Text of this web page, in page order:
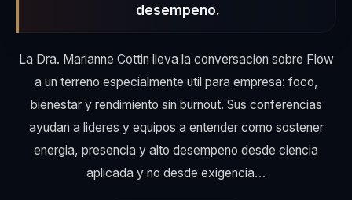
desempeno.
La Dra. Marianne Cottin lleva la conversacion sobre Flow
a un terreno especialmente util para empresa: foco,
bienestar y rendimiento sin burnout. Sus conferencias
ayudan a lideres y equipos a entender como sostener
energia, presencia y alto desempeno desde ciencia
aplicada y no desde exigencia…